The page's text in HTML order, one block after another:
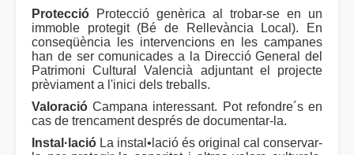
Protecció Protecció genèrica al trobar-se en un
immoble protegit (Bé de Rellevància Local). En
conseqüència les intervencions en les campanes
han de ser comunicades a la Direcció General del
Patrimoni Cultural Valencià adjuntant el projecte
prèviament a l'inici dels treballs.
Valoració Campana interessant. Pot refondre´s en
cas de trencament després de documentar-la.
Instal·lació La instal•lació és original cal conservar-